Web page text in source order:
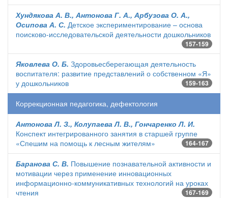
Хундякова А. В., Антонова Г. А., Арбузова О. А.,
Осипова А. С. Детское экспериментирование – основа
поисково-исследовательской деятельности дошкольников
157-159
Яковлева О. Б. Здоровьесберегающая деятельность
воспитателя: развитие представлений о собственном «Я»
у дошкольников
159-163
Коррекционная педагогика, дефектология
Антонова Л. З., Колупаева Л. В., Гончаренко Л. И.
Конспект интегрированного занятия в старшей группе
«Спешим на помощь к лесным жителям»
164-167
Баранова С. В. Повышение познавательной активности и
мотивации через применение инновационных
информационно-коммуникативных технологий на уроках
чтения
167-169